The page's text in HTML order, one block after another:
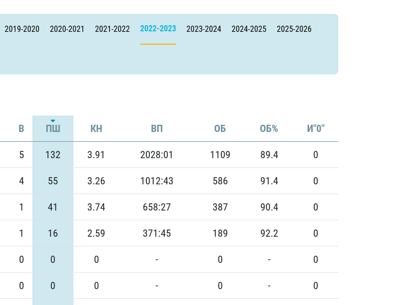
2019-2020 2020-2021 2021-2022 2022-2023 2023-2024 2024-2025 2025-2026
В ПШ КН ВП ОБ ОБ% И"0"
5 132 3.91 2028:01 1109 89.4 0
4 55 3.26 1012:43 586 91.4 0
1 41 3.74 658:27 387 90.4 0
1 16 2.59 371:45 189 92.2 0
0 0 0 - 0 - 0
0 0 0 - 0 - 0